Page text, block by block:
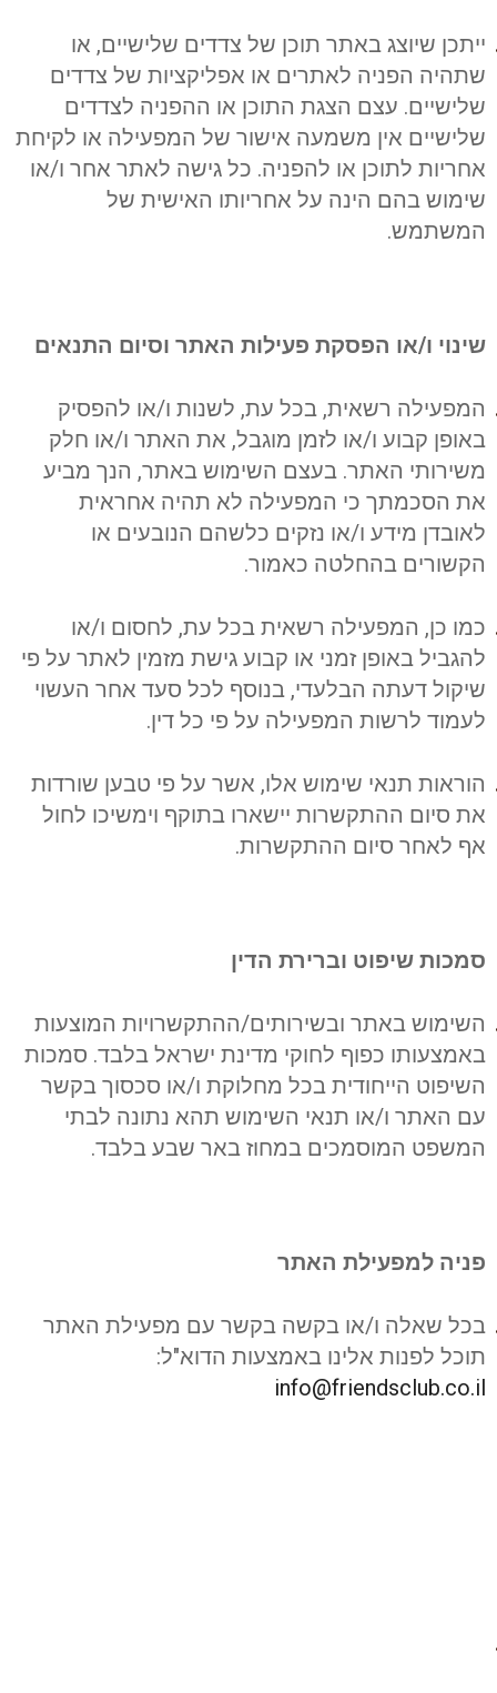
ייתכן שיוצג באתר תוכן של צדדים שלישיים, או
שתהיה הפניה לאתרים או אפליקציות של צדדים
שלישיים. עצם הצגת התוכן או ההפניה לצדדים
שלישיים אין משמעה אישור של המפעילה או לקיחת
אחריות לתוכן או להפניה. כל גישה לאתר אחר ו/או
שימוש בהם הינה על אחריותו האישית של
המשתמש.
שינוי ו/או הפסקת פעילות האתר וסיום התנאים
המפעילה רשאית, בכל עת, לשנות ו/או להפסיק
באופן קבוע ו/או לזמן מוגבל, את האתר ו/או חלק
משירותי האתר. בעצם השימוש באתר, הנך מביע
את הסכמתך כי המפעילה לא תהיה אחראית
לאובדן מידע ו/או נזקים כלשהם הנובעים או
הקשורים בהחלטה כאמור.
כמו כן, המפעילה רשאית בכל עת, לחסום ו/או
להגביל באופן זמני או קבוע גישת מזמין לאתר על פי
שיקול דעתה הבלעדי, בנוסף לכל סעד אחר העשוי
לעמוד לרשות המפעילה על פי כל דין.
הוראות תנאי שימוש אלו, אשר על פי טבען שורדות
את סיום ההתקשרות יישארו בתוקף וימשיכו לחול
אף לאחר סיום ההתקשרות.
סמכות שיפוט וברירת הדין
השימוש באתר ובשירותים/ההתקשרויות המוצעות
באמצעותו כפוף לחוקי מדינת ישראל בלבד. סמכות
השיפוט הייחודית בכל מחלוקת ו/או סכסוך בקשר
עם האתר ו/או תנאי השימוש תהא נתונה לבתי
המשפט המוסמכים במחוז באר שבע בלבד.
פניה למפעילת האתר
בכל שאלה ו/או בקשה בקשר עם מפעילת האתר
תוכל לפנות אלינו באמצעות הדוא"ל:
info@friendsclub.co.il